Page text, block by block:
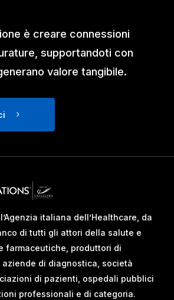
è creare connessioni
supportandoti con
valore tangibile.
italiana dell’Healthcare, da
di tutti gli attori della salute e
farmaceutiche, produttori di
di diagnostica, società
di pazienti, ospedali pubblici
professionali e di categoria.